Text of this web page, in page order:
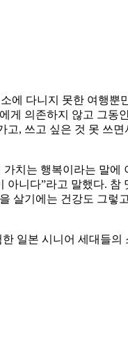
에 다니지 못한 여행뿐
게 의존하지 않고 그동
, 쓰고 싶은 것 못 쓰면
치는 행복이라는 말에
아니다”라고 말했다. 참
살기에는 건강도 그렇
일본 시니어 세대들의